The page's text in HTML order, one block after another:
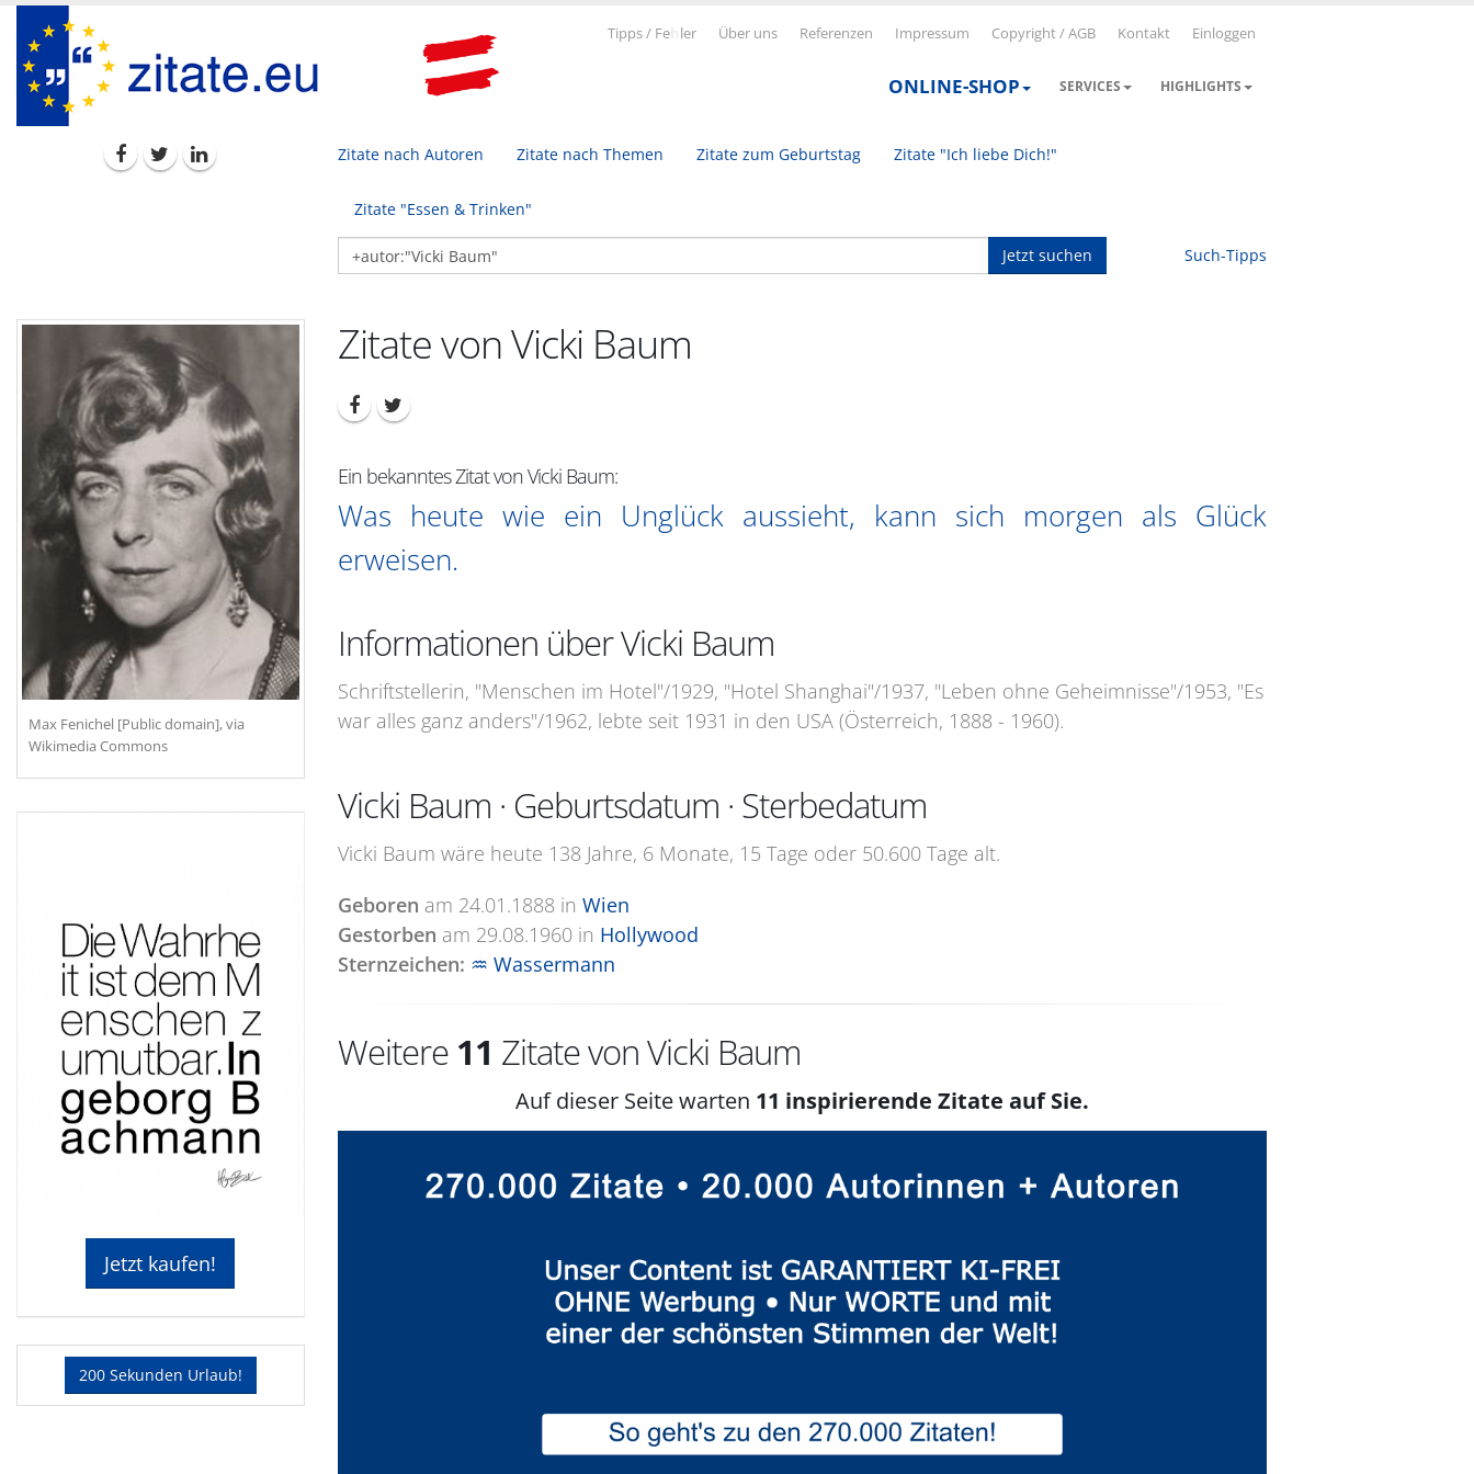
Tipps / Fe ler Über uns Referenzen Impressum Copyright / AGB Kontakt Einloggen
ONLINE-SHOP SERVICES HIGHLIGHTS
Zitate nach Autoren Zitate nach Themen Zitate zum Geburtstag Zitate "Ich liebe Dich!"
Zitate "Essen & Trinken"
Jetzt suchen Such-Tipps
Max Fenichel [Public domain], via
Wikimedia Commons
Jetzt kaufen!
200 Sekunden Urlaub!
Zitate von Vicki Baum
Ein bekanntes Zitat von Vicki Baum:
Was heute wie ein Unglück aussieht, kann sich morgen als Glück
erweisen.
Informationen über Vicki Baum
Schriftstellerin, "Menschen im Hotel"/1929, "Hotel Shanghai"/1937, "Leben ohne Geheimnisse"/1953, "Es
war alles ganz anders"/1962, lebte seit 1931 in den USA (Österreich, 1888 - 1960).
Vicki Baum · Geburtsdatum · Sterbedatum
Vicki Baum wäre heute 138 Jahre, 6 Monate, 15 Tage oder 50.600 Tage alt.
Geboren am 24.01.1888 in Wien
Gestorben am 29.08.1960in Hollywood
Sternzeichen: ♒ Wassermann
Weitere 11 Zitate von Vicki Baum
Auf dieser Seite warten 11 inspirierende Zitate auf Sie.